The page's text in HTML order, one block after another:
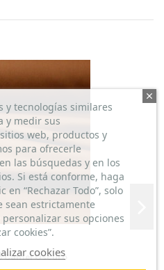
Camel Oscuro
y tecnologías similares
y medir sus
web, productos y
para ofrecerle
las búsquedas y en los
Si está conforme, haga
en “Rechazar Todo”, solo
sean estrictamente
sus opciones
cookies”.
cookies